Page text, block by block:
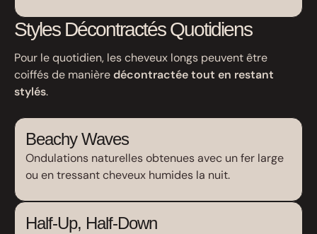
Styles Décontractés Quotidiens
Pour le quotidien, les cheveux longs peuvent être
coiffés de manièredécontractée tout en restant
stylés.
Beachy Waves
Ondulations naturelles obtenues avec un fer large
ou en tressant cheveux humides la nuit.
Half-Up, Half-Down